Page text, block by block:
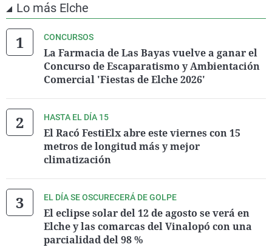
Lo más Elche
CONCURSOS
La Farmacia de Las Bayas vuelve a ganar el
Concurso de Escaparatismo y Ambientación
Comercial 'Fiestas de Elche 2026'
HASTA EL DÍA 15
El Racó FestiElx abre este viernes con 15
metros de longitud más y mejor
climatización
EL DÍA SE OSCURECERÁ DE GOLPE
El eclipse solar del 12 de agosto se verá en
Elche y las comarcas del Vinalopó con una
parcialidad del 98 %